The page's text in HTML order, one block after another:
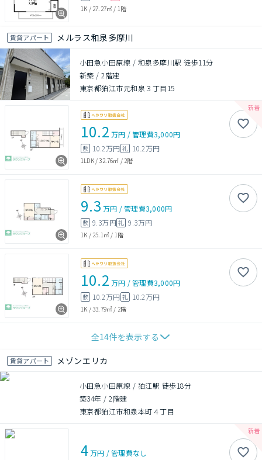
1K / 27.27㎡ / 1階
賃貸アパート メルラス和泉多摩川
小田急小田原線 / 和泉多摩川駅 徒歩11分
新築 /2階建
東京都狛江市元和泉３丁目15
10.2 万円 /管理費3,000円
敷 10.2万円 礼 10.2万円
1LDK/32.76㎡ /2階
9.3 万円 /管理費3,000円
敷 9.3万円礼 9.3万円
1K /25.1㎡ / 1階
10.2 万円 /管理費3,000円
敷 10.2万円 礼 10.2万円
1K /33.79㎡ / 2階
全14件を表示する
賃貸アパート メゾンエリカ
小田急小田原線 / 狛江駅 徒歩18分
築34年 /2階建
東京都狛江市和泉本町４丁目
4万円 /管理費なし